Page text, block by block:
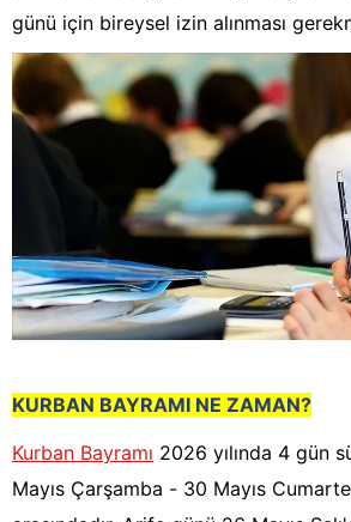
günü için bireysel izin alınması
KURBAN BAYRAMI NE ZAMAN?
Kurban Bayramı 2026 yılında 4 gün
Mayıs Çarşamba - 30 Mayıs